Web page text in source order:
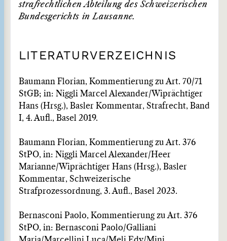
strafrechtlichen Abteilung des Schweizerischen
Bundesgerichts in Lausanne.
LITERATURVERZEICHNIS
Baumann Florian, Kommentierung zu Art. 70/71
StGB; in: Niggli Marcel Alexander/Wiprächtiger
Hans (Hrsg.), Basler Kommentar, Strafrecht, Band
I, 4. Aufl., Basel 2019.
Baumann Florian, Kommentierung zu Art. 376
StPO, in: Niggli Marcel Alexander/Heer
Marianne/Wiprächtiger Hans (Hrsg.), Basler
Kommentar, Schweizerische
Strafprozessordnung, 3. Aufl., Basel 2023.
Bernasconi Paolo, Kommentierung zu Art. 376
StPO, in: Bernasconi Paolo/Galliani